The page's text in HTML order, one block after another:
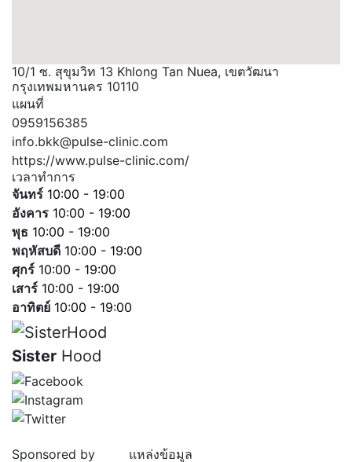
10/1 ซ. สุขุมวิท 13 Khlong Tan Nuea, เขตวัฒนา
กรุงเทพมหานคร 10110
แผนที่
0959156385
info.bkk@pulse-clinic.com
https://www.pulse-clinic.com/
เวลาทำการ
จันทร์ 10:00 - 19:00
อังคาร 10:00 - 19:00
พุธ 10:00 - 19:00
พฤหัสบดี 10:00 - 19:00
ศุกร์ 10:00 - 19:00
เสาร์ 10:00 - 19:00
อาทิตย์ 10:00 - 19:00
Sister Hood
Sponsored by
แหล่งข้อมูล